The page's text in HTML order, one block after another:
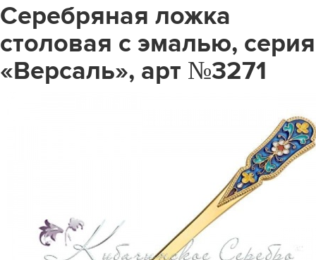
Серебряная ложка
столовая с эмалью, серия
«Версаль», арт №3271